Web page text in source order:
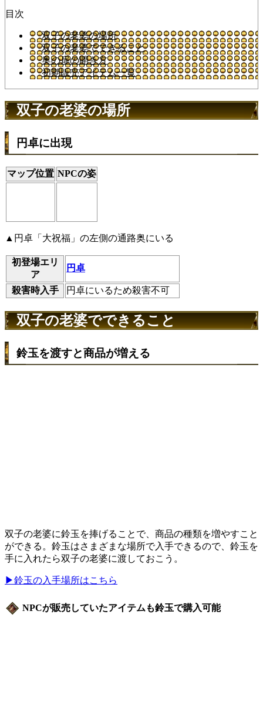
目次
双子の老婆の場所
双子の老婆でできること
奥の扉の開き方
初期販売アイテム一覧
双子の老婆の場所
円卓に出現
マップ位置 NPCの姿
▲円卓「大祝福」の左側の通路奥にいる
初登場エリ
ア
円卓
殺害時入手 円卓にいるため殺害不可
双子の老婆でできること
鈴玉を渡すと商品が増える
双子の老婆に鈴玉を捧げることで、商品の種類を増やすこと
ができる。鈴玉はさまざまな場所で入手できるので、鈴玉を
手に入れたら双子の老婆に渡しておこう。
▶鈴玉の入手場所はこちら
NPCが販売していたアイテムも鈴玉で購入可能